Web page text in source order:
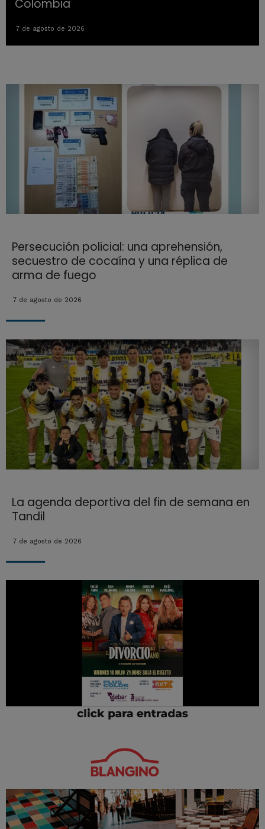
Colombia
7 de agosto de 2026
Persecución policial: una aprehensión,
secuestro de cocaína y una réplica de
arma de fuego
7 de agosto de 2026
La agenda deportiva del fin de semana en
Tandil
7 de agosto de 2026